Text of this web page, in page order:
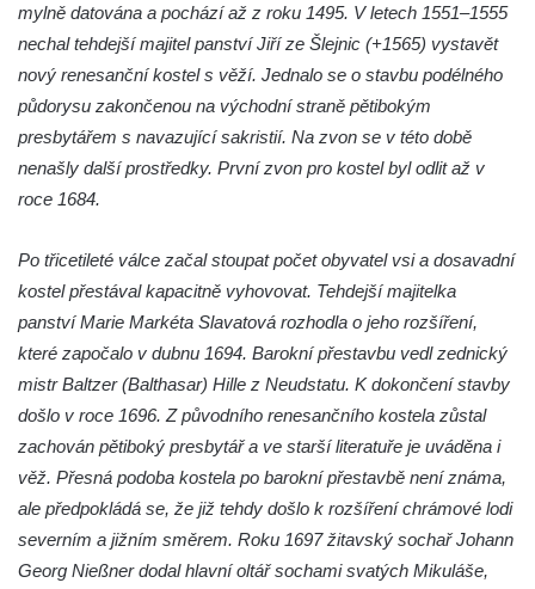
Kostel svatého Bartoloměje v Hrádku nad
Nisou
Kostel svatého Vavřince v Náchodě
Kostel svaté Kateřiny Alexandrijské ve
Kostel svatého Prokopa v Jablonci nad
Jizerou
Kramáře ve Vysokém nad Jizerou
Evangelický kostel (Centrum setkávání) v
Kostel Nanebevstupení Páně na hřbitově v
Mikulášovicích
Kostel Nanebevzetí Panny Marie na Velkém
náměstí v Hradci Králové
mylně datována a pochází až z roku 1495. V letech 1551–1555
nechal tehdejší majitel panství Jiří ze Šlejnic (+1565) vystavět
nový renesanční kostel s věží. Jednalo se o stavbu podélného
půdorysu zakončenou na východní straně pětibokým
presbytářem s navazující sakristií. Na zvon se v této době
nenašly další prostředky. První zvon pro kostel byl odlit až v
roce 1684.
Po třicetileté válce začal stoupat počet obyvatel vsi a dosavadní
kostel přestával kapacitně vyhovovat. Tehdejší majitelka
panství Marie Markéta Slavatová rozhodla o jeho rozšíření,
které započalo v dubnu 1694. Barokní přestavbu vedl zednický
mistr Baltzer (Balthasar) Hille z Neudstatu. K dokončení stavby
došlo v roce 1696. Z původního renesančního kostela zůstal
zachován pětiboký presbytář a ve starší literatuře je uváděna i
věž. Přesná podoba kostela po barokní přestavbě není známa,
ale předpokládá se, že již tehdy došlo k rozšíření chrámové lodi
severním a jižním směrem. Roku 1697 žitavský sochař Johann
Georg Nießner dodal hlavní oltář sochami svatých Mikuláše,